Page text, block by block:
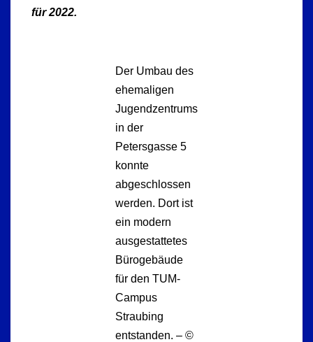
für 2022.
Der Umbau des
ehemaligen
Jugendzentrums
in der
Petersgasse 5
konnte
abgeschlossen
werden. Dort ist
ein modern
ausgestattetes
Bürogebäude
für den TUM-
Campus
Straubing
entstanden. – ©